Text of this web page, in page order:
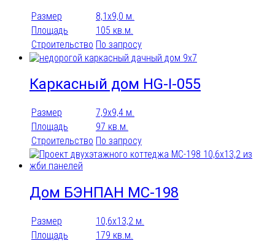
Размер
8,1x9,0 м.
Площадь
105 кв.м.
Строительство По запросу
Каркасный дом HG-I-055
Размер
7,9x9,4 м.
Площадь
97 кв.м.
Строительство По запросу
Дом БЭНПАН МС-198
Размер
10,6х13,2 м.
Площадь
179 кв.м.